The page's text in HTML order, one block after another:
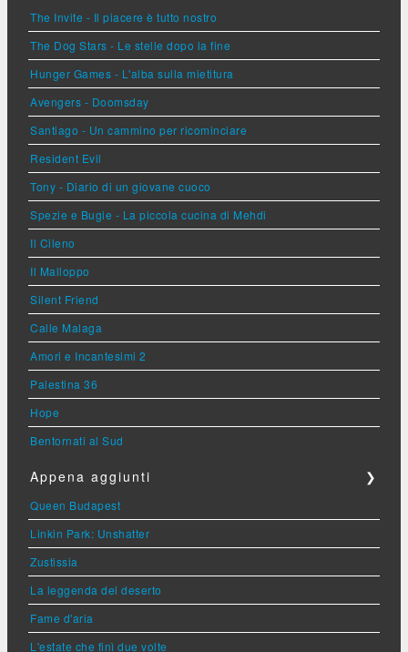
The Invite - Il piacere è tutto nostro
The Dog Stars - Le stelle dopo la fine
Hunger Games - L'alba sulla mietitura
Avengers - Doomsday
Santiago - Un cammino per ricominciare
Resident Evil
Tony - Diario di un giovane cuoco
Spezie e Bugie - La piccola cucina di Mehdi
Il Cileno
Il Malloppo
Silent Friend
Calle Malaga
Amori e Incantesimi 2
Palestina 36
Hope
Bentornati al Sud
Appena aggiunti ❯
Queen Budapest
Linkin Park: Unshatter
Zustissia
La leggenda del deserto
Fame d'aria
L'estate che finì due volte